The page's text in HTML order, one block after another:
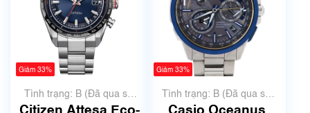
Giảm 33%
Tình trạng: B (Đã qua sử
dụng, hàng đẹp, có chút
Giảm 33%
Tình trạng: B (Đã qua sử
dụng, hàng đẹp, có chút